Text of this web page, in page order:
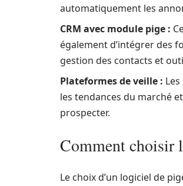
automatiquement les
CRM avec module pige :
également d’intégrer des
gestion des contacts et
Plateformes de veille :
les tendances du marché
prospecter.
Comment choisir
Le choix d’un logiciel de